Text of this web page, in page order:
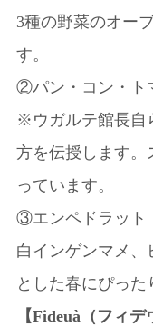
3種の野菜のオー
す。
②パン・コン・ト
※ウガルテ館長自
方を伝授します。
っています。
③エンペドラット
白インゲンマメ、
とした春にぴった
【Fideuà（フィデ